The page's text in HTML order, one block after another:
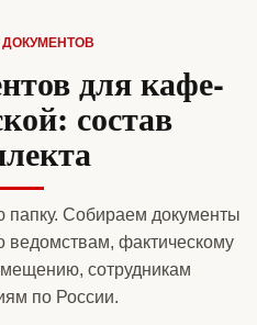
ДОКУМЕНТОВ
для кафе-
состав
Собираем документы
ведомствам, фактическому
сотрудникам
по России.